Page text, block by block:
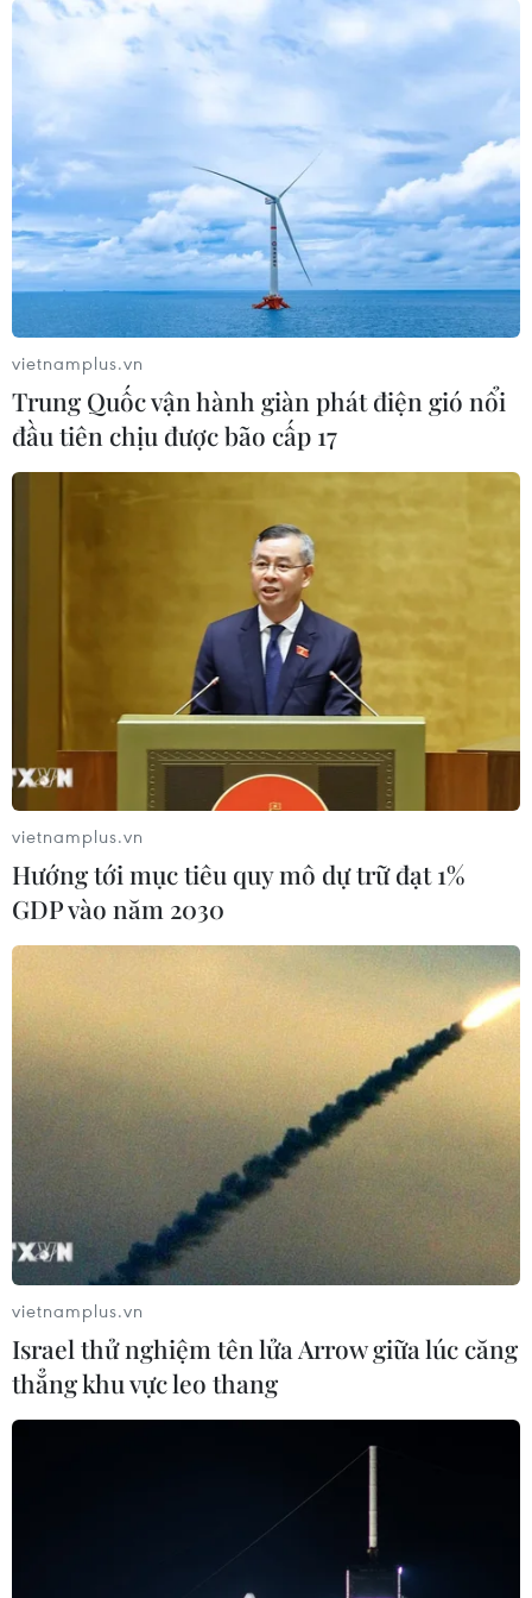
vietnamplus.vn
Trung Quốc vận hành giàn phát điện gió nổi
đầu tiên chịu được bão cấp 17
vietnamplus.vn
Hướng tới mục tiêu quy mô dự trữ đạt 1%
GDP vào năm 2030
vietnamplus.vn
Israel thử nghiệm tên lửa Arrow giữa lúc căng
thẳng khu vực leo thang